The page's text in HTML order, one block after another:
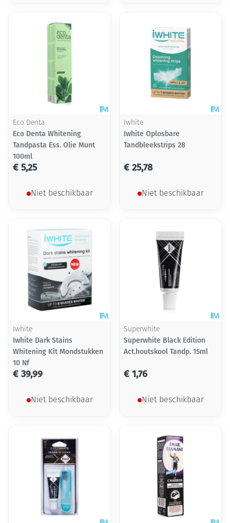
Eco Denta
Eco Denta Whitening
Tandpasta Ess. Olie Munt
100ml
€ 5,25
Niet beschikbaar
Iwhite
Iwhite Oplosbare
Tandbleekstrips 28
€ 25,78
Niet beschikbaar
Iwhite
Iwhite Dark Stains
Whitening Kit Mondstukken
10 Nf
€ 39,99
Niet beschikbaar
Superwhite
Superwhite Black Edition
Act.houtskool Tandp. 15ml
€ 1,76
Niet beschikbaar